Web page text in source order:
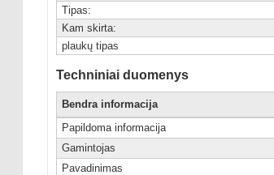
Tipas:
Kam skirta:
plaukų tipas
Techniniai duomenys
Bendra informacija
Papildoma informacija
Gamintojas
Pavadinimas